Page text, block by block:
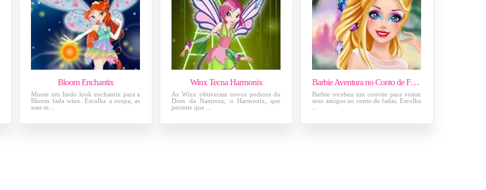
Bloom Enchantix
Monte um lindo look enchantix para a
Bloom fada winx. Escolha a roupa, as
asas m...
Winx Tecna Harmonix
As Winx obtiveram novos poderes do
Dom da Natureza, o Harmonix, que
permite que ...
Barbie Aventura no Conto de Fadas
Barbie recebeu um convite para visitar
seus amigos no conto de fadas. Escolha